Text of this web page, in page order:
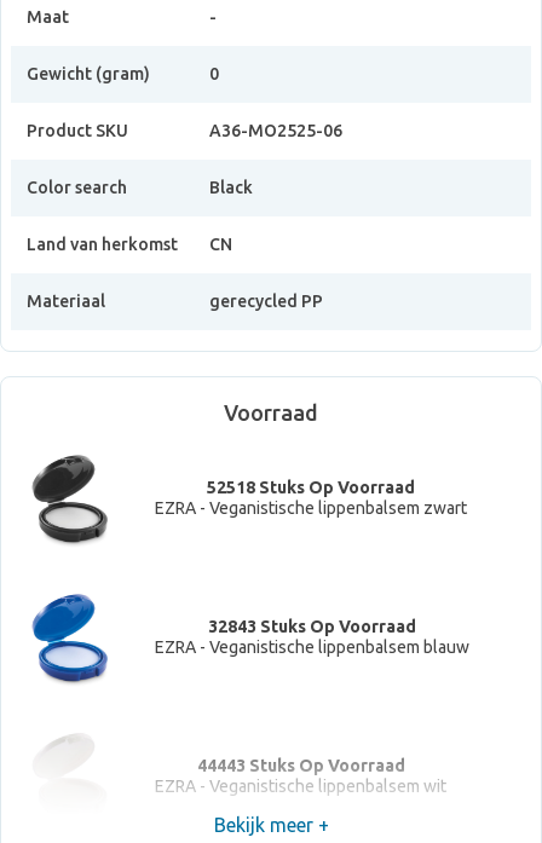
Maat -
Gewicht (gram) 0
Product SKU A36-MO2525-06
Color search Black
Land van herkomst CN
Materiaal gerecycled PP
Voorraad
52518 Stuks Op Voorraad
EZRA - Veganistische lippenbalsem zwart
32843 Stuks Op Voorraad
EZRA - Veganistische lippenbalsem blauw
44443 Stuks Op Voorraad
EZRA - Veganistische lippenbalsem wit
Bekijk meer +